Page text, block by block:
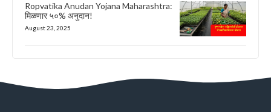
Ropvatika Anudan Yojana Maharashtra:
मिळणार ५०% अनुदान!
August 23, 2025